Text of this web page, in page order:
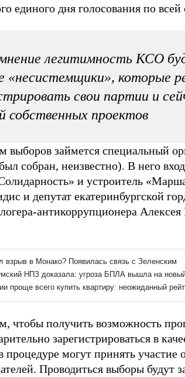
единого дня голосования по всей
легитимность КСО
«несистемщики», которые
свои партии и
собственных проектов
выборов займется специальный
собран, неизвестно). В него
и устроитель
и депутат екатеринбургской
антикоррупционера
чтобы получить возможность
зарегистрироваться в
процедуре могут принять участие
Проводиться выборы будут